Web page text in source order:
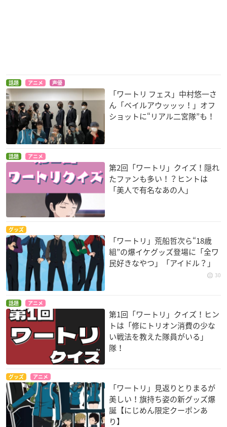
話題 アニメ 声優
「ワートリ フェス」中村悠一さ
ん「ベイルアウッッッ！」オフ
ショットに“リアル二宮隊”も！
話題 アニメ
第2回「ワートリ」クイズ！隠れ
たファンも多い！？ヒントは
「美人で有名なあの人」
グッズ
「ワートリ」荒船哲次ら“18歳
組”の爆イケグッズ登場に「全ワ
民好きなやつ」「アイドル？」
30
話題 アニメ
第1回「ワートリ」クイズ！ヒン
トは「修にトリオン消費の少な
い戦法を教えた隊員がいる」
隊！
グッズ アニメ
「ワートリ」見返りとりまるが
美しい！旗持ち姿の新グッズ爆
誕【にじめん限定クーポンあ
り】